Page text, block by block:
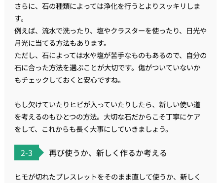
さらに、石の種類によっては浄化を行うとよりスッキリしま
す。
例えば、流水で洗ったり、塩やクラスターを使ったり、日光や
月光に当てる方法もあります。
ただし、石によっては水や塩が苦手なものもあるので、自分の
石に合った方法を選ぶことが大切です。傷がついていないか
もチェックしておくと安心ですね。
もし欠けていたりヒビが入っていたりしたら、新しい使い道
を考えるのもひとつの方法。大切な石だからこそ丁寧にケア
をして、これからも長く大事にしていきましょう。
2-3 再び使うか、新しく作るか考える
ヒモが切れたブレスレットをそのまま直して使うか、新しく